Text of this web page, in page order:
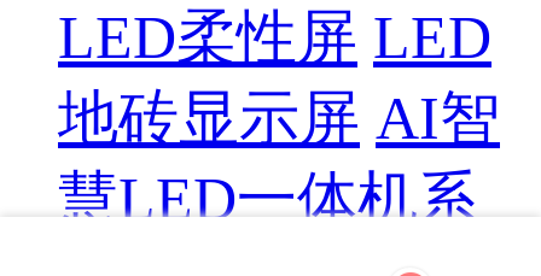
LED柔性屏 LED
地砖显示屏 AI智
慧LED一体机系